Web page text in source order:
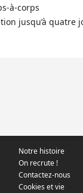
à-corps
jusqu’à quatre
Notre histoire
On recrute !
Contactez-nous
Cookies et vie